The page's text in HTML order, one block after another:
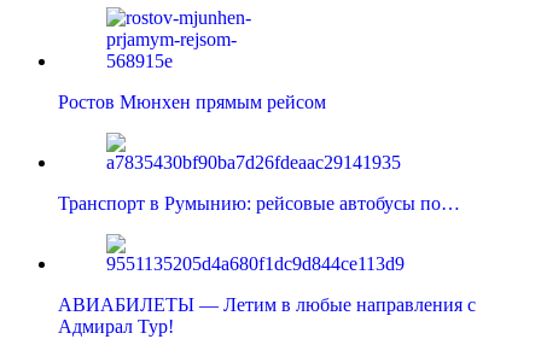
Ростов Мюнхен прямым рейсом
Транспорт в Румынию: рейсовые автобусы по…
АВИАБИЛЕТЫ — Летим в любые направления с
Адмирал Тур!